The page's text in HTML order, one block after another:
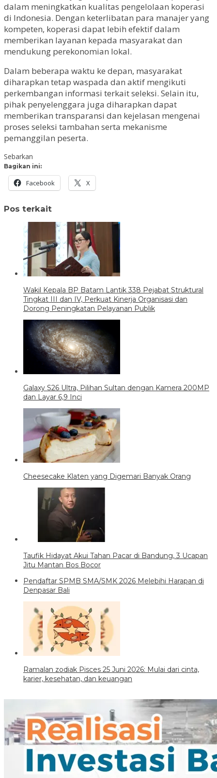
dalam meningkatkan kualitas pengelolaan koperasi
di Indonesia. Dengan keterlibatan para manajer yang
kompeten, koperasi dapat lebih efektif dalam
memberikan layanan kepada masyarakat dan
mendukung perekonomian lokal.
Dalam beberapa waktu ke depan, masyarakat
diharapkan tetap waspada dan aktif mengikuti
perkembangan informasi terkait seleksi. Selain itu,
pihak penyelenggara juga diharapkan dapat
memberikan transparansi dan kejelasan mengenai
proses seleksi tambahan serta mekanisme
pemanggilan peserta.
Sebarkan
Bagikan ini:
Facebook X
Pos terkait
Wakil Kepala BP Batam Lantik 338 Pejabat Struktural
Tingkat III dan IV, Perkuat Kinerja Organisasi dan
Dorong Peningkatan Pelayanan Publik
Galaxy S26 Ultra, Pilihan Sultan dengan Kamera 200MP
dan Layar 6,9 Inci
Cheesecake Klaten yang Digemari Banyak Orang
Taufik Hidayat Akui Tahan Pacar di Bandung, 3 Ucapan
Jitu Mantan Bos Bocor
Pendaftar SPMB SMA/SMK 2026 Melebihi Harapan di
Denpasar Bali
Ramalan zodiak Pisces 25 Juni 2026: Mulai dari cinta,
karier, kesehatan, dan keuangan